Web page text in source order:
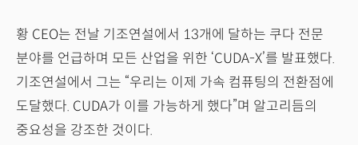
황 CEO는 전날 기조연설에서 13개에 달하는 쿠다 전문
분야를 언급하며 모든 산업을 위한 ‘CUDA-X’를 발표했다.
기조연설에서 그는 “우리는 이제 가속 컴퓨팅의 전환점에
도달했다. CUDA가 이를 가능하게 했다”며 알고리듬의
중요성을 강조한 것이다.